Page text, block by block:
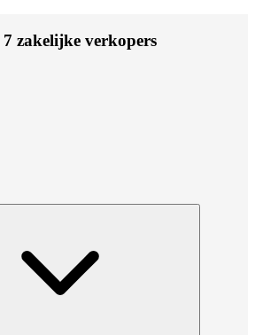
zakelijke verkopers